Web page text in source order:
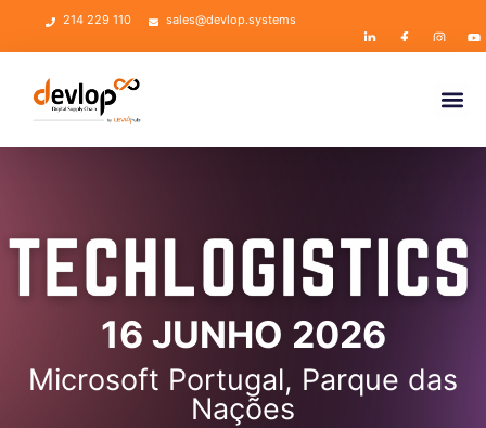
214 229 110 sales@devlop.systems
16 JUNHO 2026
Microsoft Portugal, Parque das
Nações